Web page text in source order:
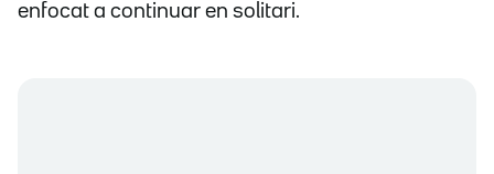
enfocat a continuar en solitari.